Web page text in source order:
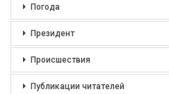
Погода
Президент
Происшествия
Публикации читателей